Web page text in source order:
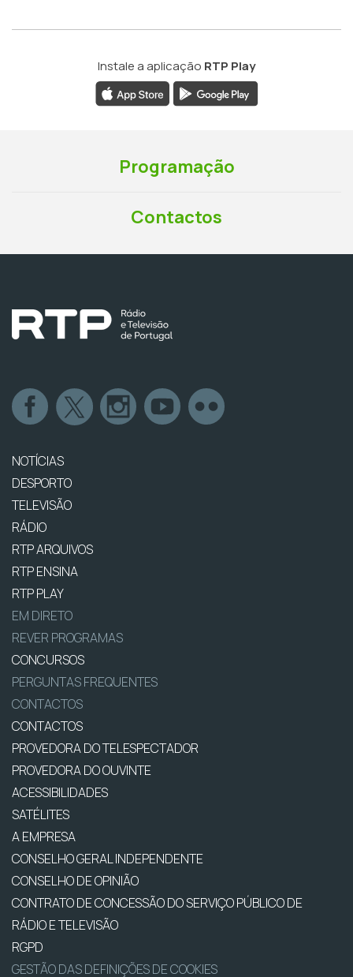
Instale a aplicação RTP Play
Programação
Contactos
NOTÍCIAS
DESPORTO
TELEVISÃO
RÁDIO
RTP ARQUIVOS
RTP ENSINA
RTP PLAY
EM DIRETO
REVER PROGRAMAS
CONCURSOS
PERGUNTAS FREQUENTES
CONTACTOS
CONTACTOS
PROVEDORA DO TELESPECTADOR
PROVEDORA DO OUVINTE
ACESSIBILIDADES
SATÉLITES
A EMPRESA
CONSELHO GERAL INDEPENDENTE
CONSELHO DE OPINIÃO
CONTRATO DE CONCESSÃO DO SERVIÇO PÚBLICO DE
RÁDIO E TELEVISÃO
RGPD
GESTÃO DAS DEFINIÇÕES DE COOKIES